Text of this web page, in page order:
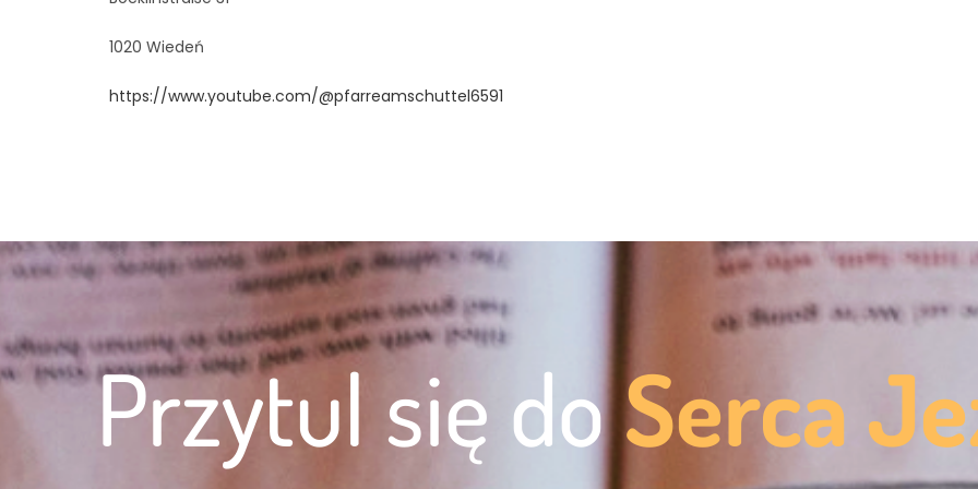
1020 Wiedeń
https://www.youtube.com/@pfarreamschuttel6591
Przytul się doSerca